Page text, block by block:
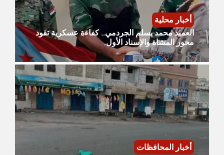
أخبار محلية
العميد محمد يسلم الجردمي.. كفاءة عسكرية تقود
محور المشاة والإسناد الأول.
أخبار المحافظات